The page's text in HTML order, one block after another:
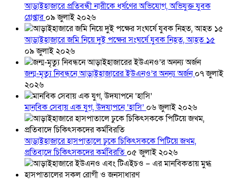
আড়াইহাজারে প্রতিবন্ধী নারীকে ধর্ষণের অভিযোগ, অভিযুক্ত যুবক
গ্রেপ্তার০৯ জুলাই ২০২৬
আড়াইহাজারে জমি নিয়ে দুই পক্ষের সংঘর্ষে যুবক নিহত, আহত ১৫
০৯ জুলাই ২০২৬
জন্ম-মৃত্যু নিবন্ধনে আড়াইহাজারের ইউএনও’র অনন্য অর্জন০৭ জুলাই
২০২৬
মানবিক সেবায় এক যুগ, উদযাপনে ‘হাসি’ ০৬ জুলাই ২০২৬
আড়াইহাজারে হাসপাতালে ঢুকে চিকিৎসককে পিটিয়ে জখম,
প্রতিবাদে চিকিৎসকদের কর্মবিরতি ০৫ জুলাই ২০২৬